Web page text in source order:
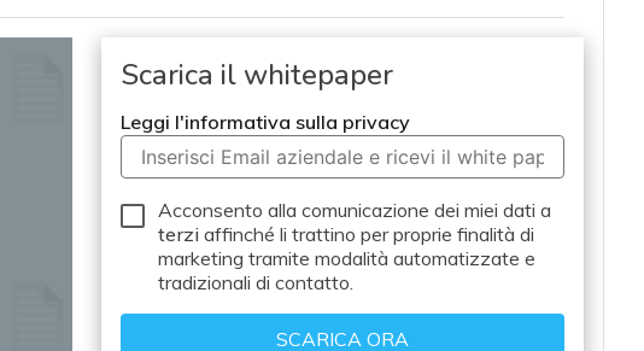
Scarica il whitepaper
Leggi l'informativa sulla privacy
Acconsento alla comunicazione dei miei dati a
terzi affinché li trattino per proprie finalità di
marketing tramite modalità automatizzate e
tradizionali di contatto.